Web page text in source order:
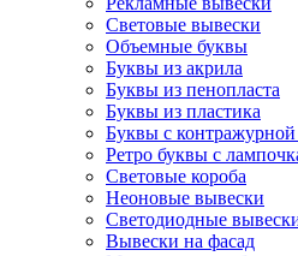
Световые вывески
Объемные буквы
Буквы из акрила
Буквы из пенопласта
Буквы из пластика
Буквы с контражурной
Ретро буквы с
Световые короба
Неоновые вывески
Светодиодные
Вывески на фасад